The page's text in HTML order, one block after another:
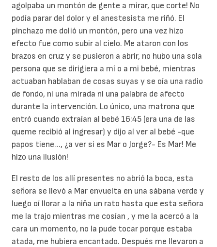
agolpaba un montón de gente a mirar, que corte! No
podía parar del dolor y el anestesista me riñó. El
pinchazo me dolió un montón, pero una vez hizo
efecto fue como subir al cielo. Me ataron con los
brazos en cruz y se pusieron a abrir, no hubo una sola
persona que se dirigiera a mí o a mi bebé, mientras
actuaban hablaban de cosas suyas y se oía una radio
de fondo, ni una mirada ni una palabra de afecto
durante la intervención. Lo único, una matrona que
entró cuando extraían al bebé 16:45 (era una de las
queme recibió al ingresar) y dijo al ver al bebé -que
papos tiene…, ¿a ver si es Mar o Jorge?- Es Mar! Me
hizo una ilusión!
El resto de los allí presentes no abrió la boca, esta
señora se llevó a Mar envuelta en una sábana verde y
luego oí llorar a la niña un rato hasta que esta señora
me la trajo mientras me cosían , y me la acercó a la
cara un momento, no la pude tocar porque estaba
atada, me hubiera encantado. Después me llevaron a